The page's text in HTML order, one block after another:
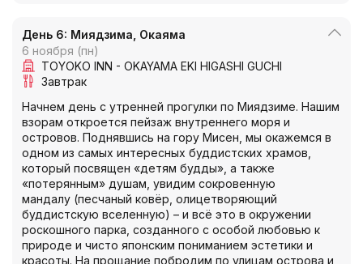
День 6: Миядзима, Окаяма
6 ноября (пн)
TOYOKO INN - OKAYAMA EKI HIGASHI GUCHI
Завтрак
Начнем день с утренней прогулки по Миядзиме. Нашим
взорам откроется пейзаж внутреннего моря и
островов. Поднявшись на гору Мисен, мы окажемся в
одном из самых интересных буддистских храмов,
который посвящен «детям будды», а также
«потерянным» душам, увидим сокровенную
мандалу (песчаный ковёр, олицетворяющий
буддистскую вселенную) – и всё это в окружении
роскошного парка, созданного с особой любовью к
природе и чисто японским пониманием эстетики и
красоты. На прощание побродим по улицам острова и